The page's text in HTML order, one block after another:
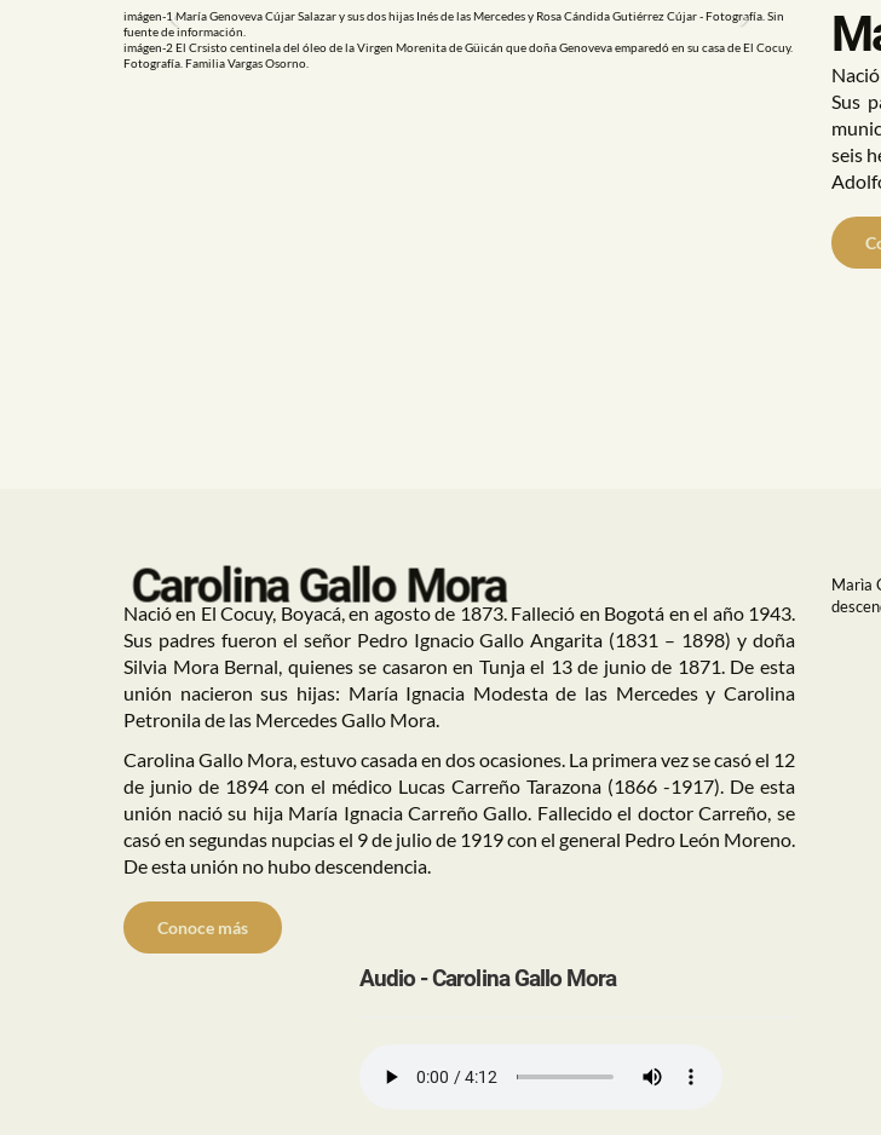
Sus
seis
Previous Next
imágen-1 María Genoveva Cújar Salazar y sus dos hijas Inés de las Mercedes y Rosa Cándida Gutiérrez Cújar - Fotografía. Sin
fuente de información.
imágen-2 El Crsisto centinela del óleo de la Virgen Morenita de Güicán que doña Genoveva emparedó en su casa de El Cocuy.
Fotografía. Familia Vargas Osorno.
Carolina Gallo Mora
Nació en El Cocuy, Boyacá, en agosto de 1873. Falleció en Bogotá en el año 1943.
Sus padres fueron el señor Pedro Ignacio Gallo Angarita (1831 – 1898) y doña
Silvia Mora Bernal, quienes se casaron en Tunja el 13 de junio de 1871. De esta
unión nacieron sus hijas: María Ignacia Modesta de las Mercedes y Carolina
Petronila de las Mercedes Gallo Mora.
Carolina Gallo Mora, estuvo casada en dos ocasiones. La primera vez se casó el 12
de junio de 1894 con el médico Lucas Carreño Tarazona (1866 -1917). De esta
unión nació su hija María Ignacia Carreño Gallo. Fallecido el doctor Carreño, se
casó en segundas nupcias el 9 de julio de 1919 con el general Pedro León Moreno.
De esta unión no hubo descendencia.
Conoce más
Audio - Carolina Gallo Mora
Marìa